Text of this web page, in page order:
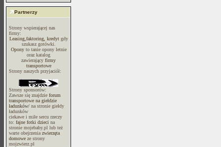
Partnerzy
Strony wspierającej nas
firmy:
Leasing,faktoring, kredytgdy
szukasz gotówki.
Oponyto tanie opony letnie
oraz katalog
zawierający firmy
transportowe
Strony naszych przyjaciół:
Strony sponsorów:
Zawsze się znajdzie forum
transportowe na giełdzie
ładunków/ na stronie giełdy
ładunków
ciekawe i miłe sercu rzeczy
to: fajne fotki dzieci na
stronie mojebaby.pl lub też
warte obejrzenia zwierzęta
domowe ze strony
mojzwierz.pl